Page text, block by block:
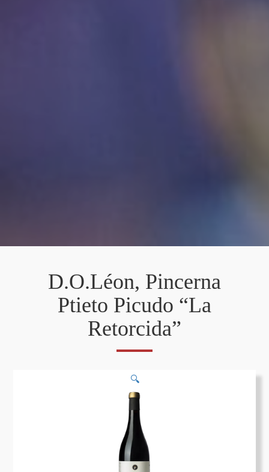
D.O.Léon, Pincerna
Ptieto Picudo “La
Retorcida”
🔍